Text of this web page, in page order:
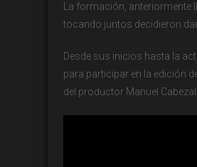
La formación,
tocando juntos decidieron
Desde sus inicios hasta la
para participar en la edición
del productor Manuel